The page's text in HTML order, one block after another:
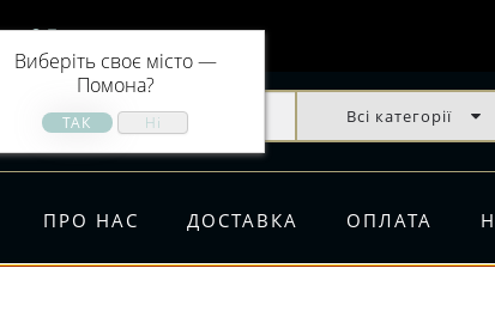
Помона
Виберіть своє місто —
Помона?
Всі категорії
ПРО НАС ДОСТАВКА ОПЛАТА